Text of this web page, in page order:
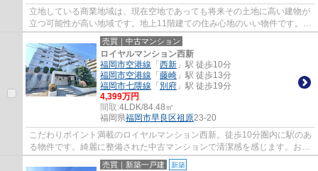
立地している商業地域は、現在空地であっても将来その土地に高い建物が
立つ可能性が高い地域です。地上11階建ての住み心地のいい物件です。便
利で快適な生活ができる中古マンションで...
売買｜中古マンション
ロイヤルマンション西新
福岡市空港線 「 西新 」駅 徒歩10分
福岡市空港線 「 藤崎 」駅 徒歩13分
福岡市七隈線 「 別府 」駅 徒歩19分
4,399万円
間取:4LDK/84.48㎡
福岡県福岡市早良区祖原23-20
こだわりポイント満載のロイヤルマンション西新。徒歩10分圏内に駅のあ
る物件です。綺麗に整備された中古マンションで清潔感を感じます。お体
が不自由な方でも、エレベーター付きの物...
売買｜新築一戸建 新築